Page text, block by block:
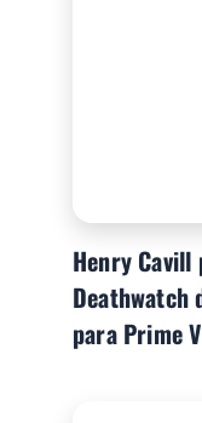
Henry
Deathwatch
para Prime